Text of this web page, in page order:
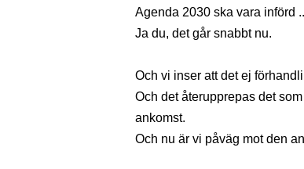
Agenda 2030 ska vara införd
Ja du, det går snabbt nu.
Och vi inser att det ej
Och det återupprepas det
ankomst.
Och nu är vi påväg mot den